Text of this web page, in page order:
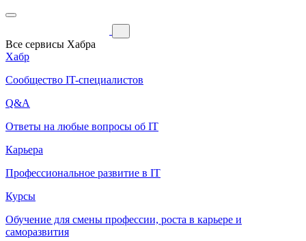
Все сервисы Хабра
Хабр
Сообщество IT-специалистов
Q&A
Ответы на любые вопросы об IT
Карьера
Профессиональное развитие в IT
Курсы
Обучение для смены профессии, роста в карьере и
саморазвития